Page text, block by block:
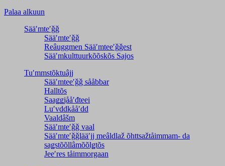
Palaa alkuun
Sääʹmteʹǧǧ
Sääʹmteʹǧǧ
Reâuggmen Sääʹmteeʹǧǧest
Sääʹmkulttuurkõõskõs Sajos
Tuʹmmstõktuâjj
Sääʹmteeʹǧǧ sååbbar
Halltõs
Saaǥǥjååʹđteei
Luʹvddkååʹdd
Vaaldâšm
Sääʹmteʹǧǧ vaal
Sääʹmteʹǧǧlääʹjj meâldlaž õhttsažtåimmam- da
saǥstõõllâmõõlǥtõs
Jeeʹres tåimmorgaan